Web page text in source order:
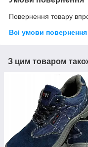
Повернення товару
Всі умови повернення
З цим товаром